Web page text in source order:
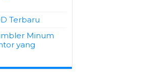
Terbaru
Minum
yang